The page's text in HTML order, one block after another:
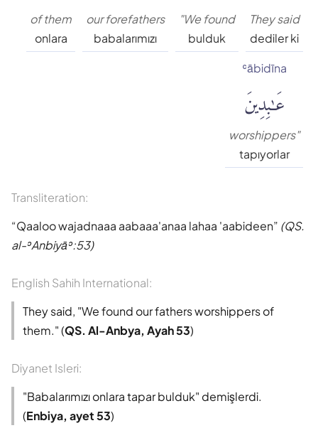
Muslim Shahin
They said
dediler ki
"We found
bulduk
our forefathers
babalarımızı
of them
onlara
ʿābidīna
عَٰبِدِينَ
worshippers"
tapıyorlar
Transliteration:
Qaaloo wajadnaaa aabaaa'anaa lahaa 'aabideen (QS.
al-ʾAnbiyāʾ:53)
English Sahih International:
They said, "We found our fathers worshippers of
them." (QS. Al-Anbya, Ayah 53)
Diyanet Isleri:
"Babalarımızı onlara tapar bulduk" demişlerdi.
(Enbiya, ayet 53)